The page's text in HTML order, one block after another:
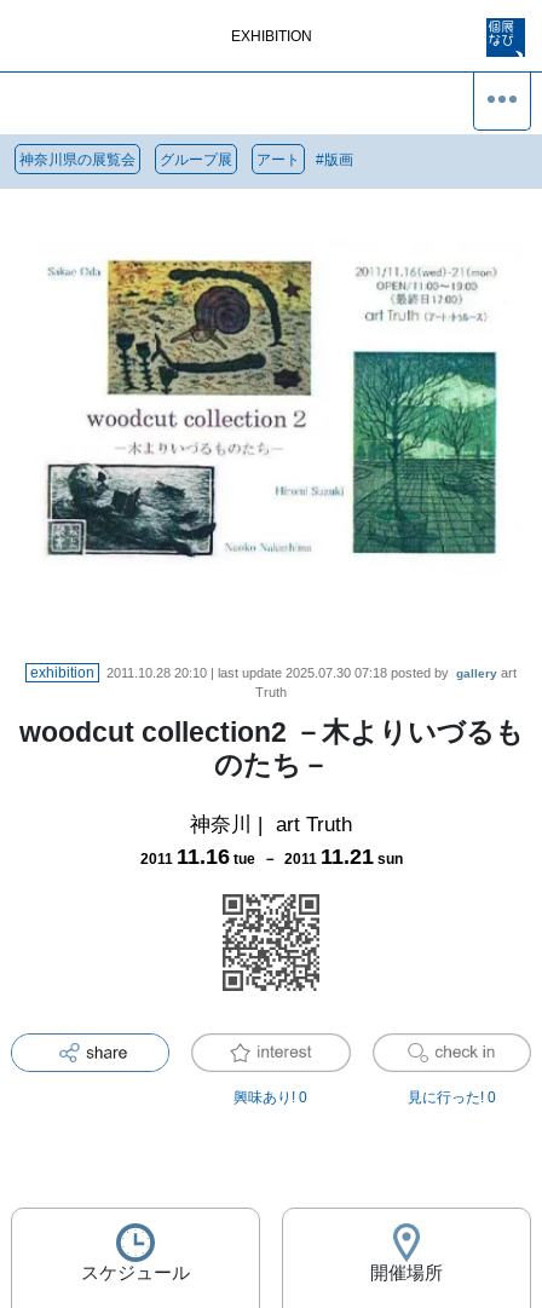
EXHIBITION
神奈川県の展覧会 グループ展 アート #版画
exhibition 2011.10.28 20:10 | last update 2025.07.30 07:18 posted by gallery art
Truth
woodcut collection2 －木よりいづるも
のたち－
神奈川 | art Truth
2011 11.16 tue－ 2011 11.21 sun
興味あり! 0 見に行った! 0
スケジュール 開催場所